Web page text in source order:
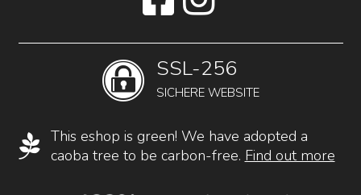
SSL-256
SICHERE WEBSITE
This eshop is green! We have adopted a
caoba tree to be carbon-free. Find out more